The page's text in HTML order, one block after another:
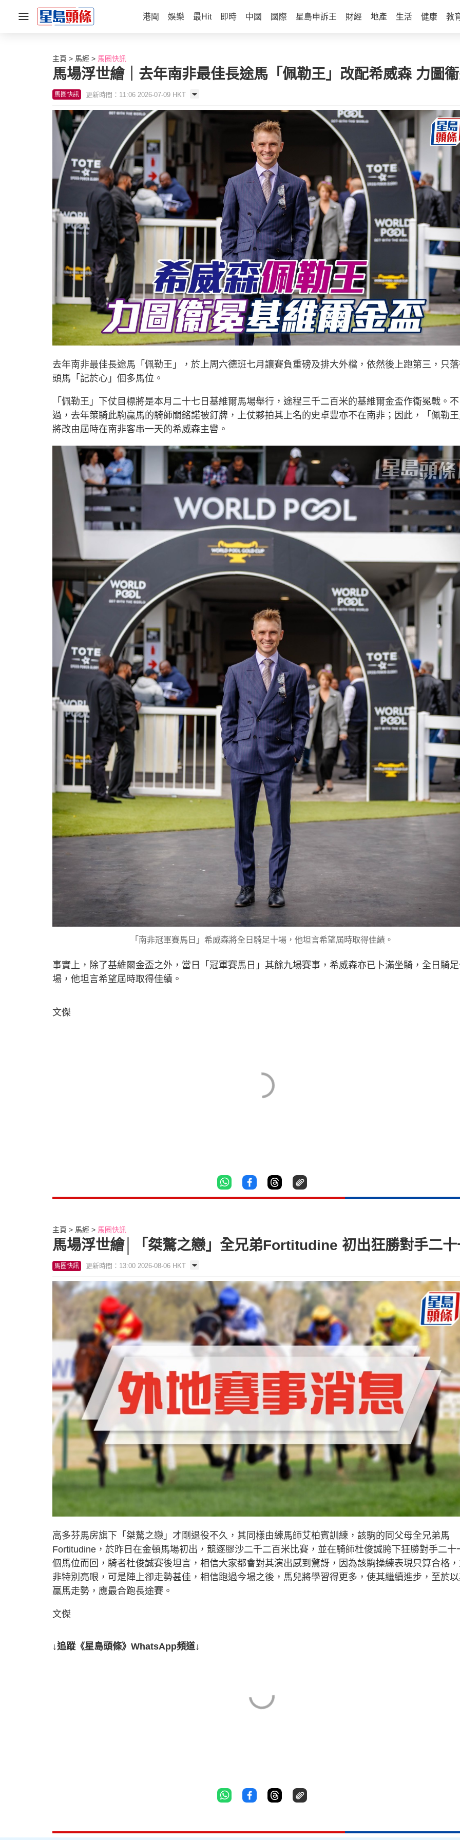
港聞 娛樂 最Hit 即時 中國 國際 星島申訴王 財經 地產 生活 健康 教
主頁 馬經 馬圈快訊
馬場浮世繪｜去年南非最佳長途馬「佩勒王」改配希威森 力圖
馬圈快訊 更新時間：11:06 2026-07-09 HKT
去年南非最佳長途馬「佩勒王」，於上周六德班七月讓賽負重磅及排大外檔，依然後上跑第三，只
頭馬「記於心」個多馬位。
「佩勒王」下仗目標將是本月二十七日基維爾馬場舉行，途程三千二百米的基維爾金盃作衞冕戰。不
過，去年策騎此駒贏馬的騎師關銘諾被釘牌，上仗夥拍其上名的史卓豐亦不在南非；因此，「佩勒
將改由屆時在南非客串一天的希威森主轡。
「南非冠軍賽馬日」希威森將全日騎足十場，他坦言希望屆時取得佳績。
事實上，除了基維爾金盃之外，當日「冠軍賽馬日」其餘九場賽事，希威森亦已卜滿坐騎，全日騎
場，他坦言希望屆時取得佳績。
文傑
主頁 馬經 馬圈快訊
馬場浮世繪│「桀驁之戀」全兄弟Fortitudine 初出狂勝對手二
馬圈快訊 更新時間：13:00 2026-08-06 HKT
高多芬馬房旗下「桀驁之戀」才剛退役不久，其同樣由練馬師艾柏賓訓練，該駒的同父母全兄弟馬
Fortitudine，於昨日在金頓馬場初出，競逐膠沙二千二百米比賽，並在騎師杜俊誠胯下狂勝對手二十
個馬位而回，騎者杜俊誠賽後坦言，相信大家都會對其演出感到驚訝，因為該駒操練表現只算合格
非特別亮眼，可是陣上卻走勢甚佳，相信跑過今場之後，馬兒將學習得更多，使其繼續進步，至於
贏馬走勢，應最合跑長途賽。
文傑
↓追蹤《星島頭條》WhatsApp頻道↓